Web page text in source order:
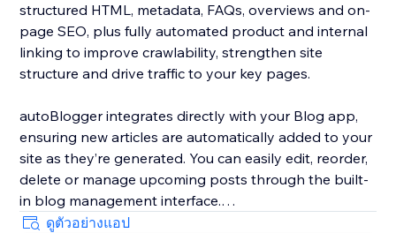
structured HTML, metadata, FAQs, overviews and on-
page SEO, plus fully automated product and internal
linking to improve crawlability, strengthen site
structure and drive traffic to your key pages.
autoBlogger integrates directly with your Blog app,
ensuring new articles are automatically added to your
site as they’re generated. You can easily edit, reorder,
delete or manage upcoming posts through the built-
in blog management interface.
ดูตัวอย่างแอป